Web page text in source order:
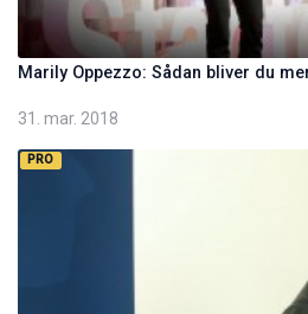
Marily Oppezzo: Sådan bliver du
31. mar. 2018
PRO